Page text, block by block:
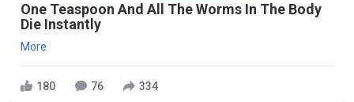
One Teaspoon And All The Worms In The Body
Die Instantly
More
180 76 334